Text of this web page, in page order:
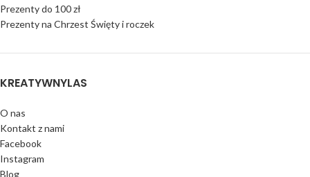
Prezenty do 100 zł
Prezenty na Chrzest Święty i roczek
KREATYWNYLAS
O nas
Kontakt z nami
Facebook
Instagram
Blog